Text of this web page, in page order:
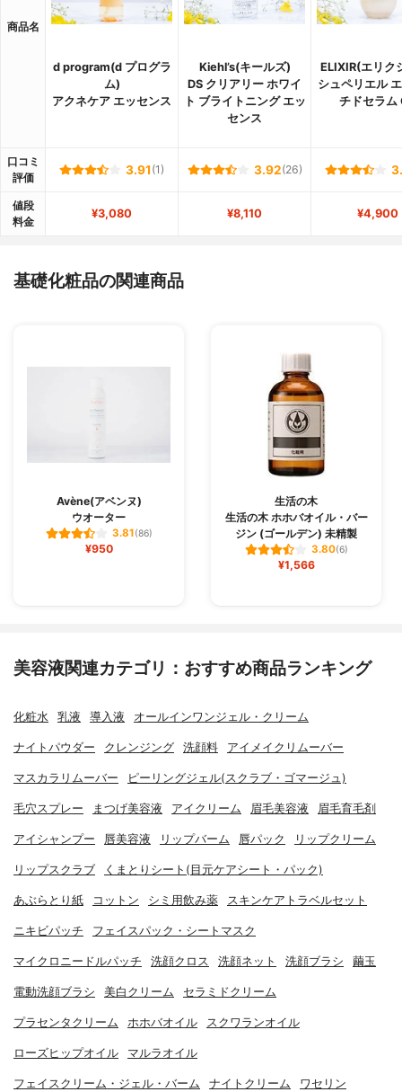
商品名
d program(d プログラ
ム)
アクネケア エッセンス
Kiehl’s(キールズ)
DS クリアリー ホワイ
ト ブライトニング エッ
センス
ELIXIR(エリク
シュペリエル
チドセラム
口コミ
評価
3.91 (1) 3.92(26)
値段
料金
¥3,080 ¥8,110 ¥4,900
基礎化粧品の関連商品
Avène(アベンヌ)
ウオーター
3.81(86)
¥950
生活の木
生活の木 ホホバオイル・バー
ジン (ゴールデン) 未精製
3.80(6)
¥1,566
美容液関連カテゴリ：おすすめ商品ランキング
化粧水 乳液 導入液 オールインワンジェル・クリーム
ナイトパウダー クレンジング 洗顔料 アイメイクリムーバー
マスカラリムーバー ピーリングジェル(スクラブ・ゴマージュ)
毛穴スプレー まつげ美容液 アイクリーム 眉毛美容液 眉毛育毛剤
アイシャンプー 唇美容液 リップバーム 唇パック リップクリーム
リップスクラブ くまとりシート(目元ケアシート・パック)
あぶらとり紙 コットン シミ用飲み薬 スキンケアトラベルセット
ニキビパッチ フェイスパック・シートマスク
マイクロニードルパッチ 洗顔クロス 洗顔ネット 洗顔ブラシ 繭玉
電動洗顔ブラシ 美白クリーム セラミドクリーム
プラセンタクリーム ホホバオイル スクワランオイル
ローズヒップオイル マルラオイル
フェイスクリーム・ジェル・バーム ナイトクリーム ワセリン